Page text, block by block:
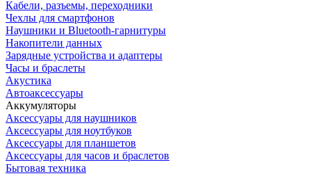
Кабели, разъемы, переходники
Чехлы для смартфонов
Наушники и Bluetooth-гарнитуры
Накопители данных
Зарядные устройства и адаптеры
Часы и браслеты
Акустика
Автоаксессуары
Аккумуляторы
Аксессуары для наушников
Аксессуары для ноутбуков
Аксессуары для планшетов
Аксессуары для часов и браслетов
Бытовая техника